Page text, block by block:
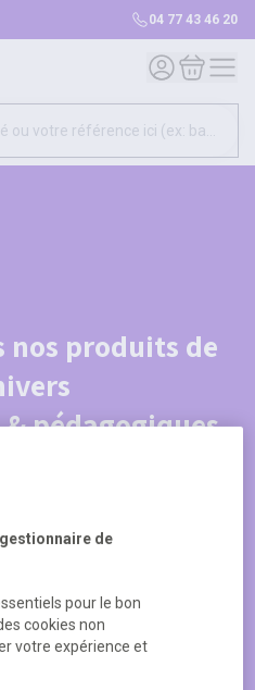
04 77 43 46 20
Mon compte
Mon
nos produits de
pédagogiques
de
pour le bon
cookies non
votre expérience et